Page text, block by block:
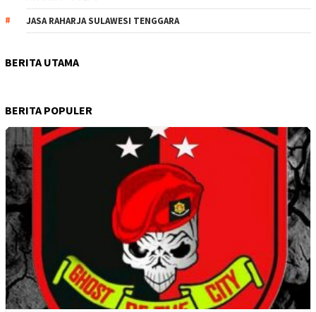
JASA RAHARJA SULAWESI TENGGARA
BERITA UTAMA
BERITA POPULER